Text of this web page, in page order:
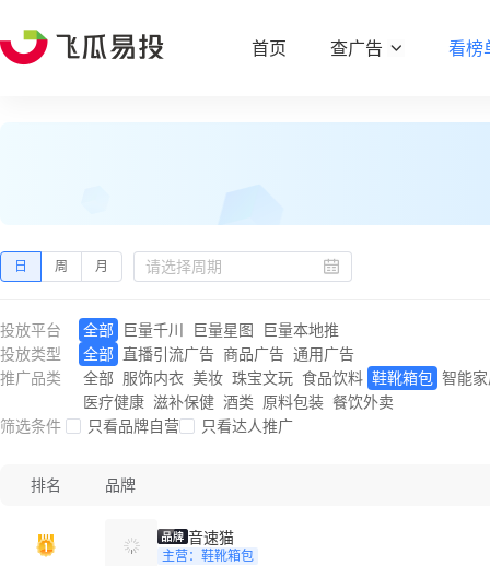
首页 查广告 看榜
日 周 月
投放平台 全部 巨量千川 巨量星图 巨量本地推
投放类型
全部 直播引流广告 商品广告 通用广告
推广品类
全部 服饰内衣 美妆 珠宝文玩 食品饮料 鞋靴箱包 智能
医疗健康 滋补保健 酒类 原料包装 餐饮外卖
筛选条件
只看品牌自营 只看达人推广
排名 品牌
音速猫
主营：鞋靴箱包